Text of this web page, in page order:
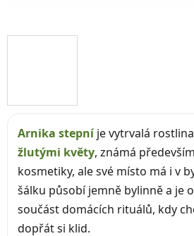
Arnika stepníje vytrvalá
žlutými květy, známá
kosmetiky, ale své místo má i v
šálku působí jemně bylinně a je
součást domácích rituálů, kdy
dopřát si klid.